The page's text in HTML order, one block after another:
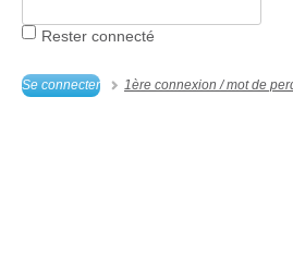
Rester connecté
Se connecter 1ère connexion / mot de